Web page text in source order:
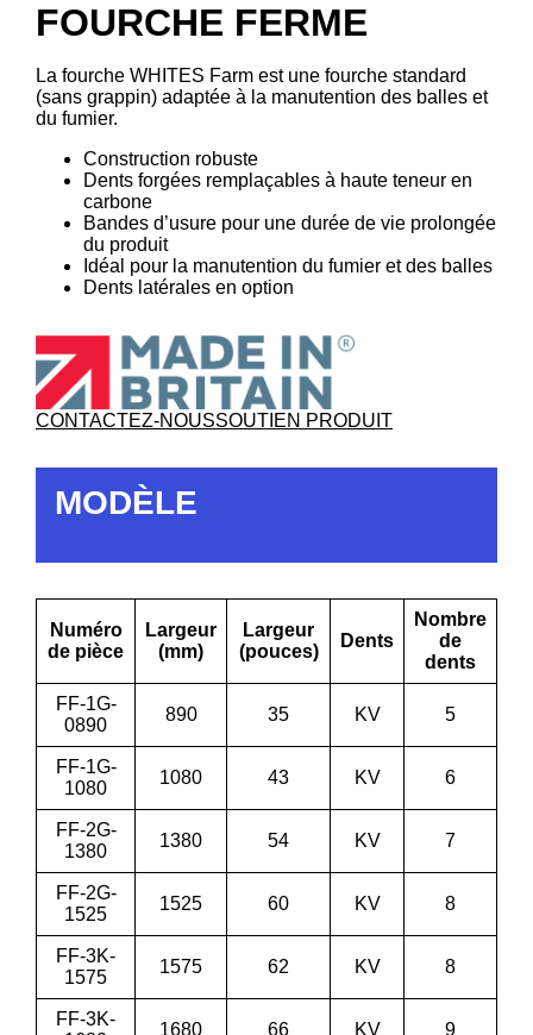
FOURCHE FERME
La fourche WHITES Farm est une fourche standard
(sans grappin) adaptée à la manutention des balles et
du fumier.
Construction robuste
Dents forgées remplaçables à haute teneur en
carbone
Bandes d’usure pour une durée de vie prolongée
du produit
Idéal pour la manutention du fumier et des balles
Dents latérales en option
CONTACTEZ-NOUSSOUTIEN PRODUIT
MODÈLE
Numéro
de pièce
Largeur
(mm)
Largeur
(pouces)
Dents
Nombre
de
dents
FF-1G-
0890
890 35 KV 5
FF-1G-
1080
1080 43 KV 6
FF-2G-
1380
1380 54 KV 7
FF-2G-
1525
1525 60 KV 8
FF-3K-
1575
1575 62 KV 8
FF-3K-
1680 66 KV 9